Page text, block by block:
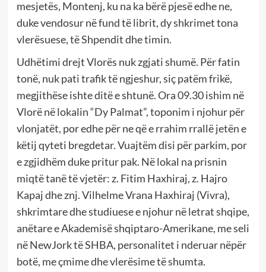
mesjetës, Montenj, ku na ka bërë pjesë edhe ne,
duke vendosur në fund të librit, dy shkrimet tona
vlerësuese, të Shpendit dhe timin.
Udhëtimi drejt Vlorës nuk zgjati shumë. Për fatin
tonë, nuk pati trafik të ngjeshur, siç patëm frikë,
megjithëse ishte ditë e shtunë. Ora 09.30 ishim në
Vlorë në lokalin “Dy Palmat”, toponim i njohur për
vlonjatët, por edhe për ne që e rrahim rrallë jetën e
këtij qyteti bregdetar. Vuajtëm disi për parkim, por
e zgjidhëm duke pritur pak. Në lokal na prisnin
miqtë tanë të vjetër: z. Fitim Haxhiraj, z. Hajro
Kapaj dhe znj. Vilhelme Vrana Haxhiraj (Vivra),
shkrimtare dhe studiuese e njohur në letrat shqipe,
anëtare e Akademisë shqiptaro-Amerikane, me seli
në NewJork të SHBA, personalitet i nderuar nëpër
botë, me çmime dhe vlerësime të shumta.